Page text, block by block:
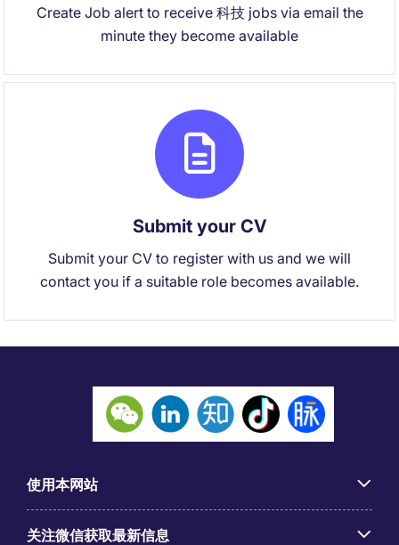
Create Job alert to receive 科技 jobs via email the
minute they become available
Submit your CV
Submit your CV to register with us and we will
contact you if a suitable role becomes available.
使用本网站
关注微信获取最新信息